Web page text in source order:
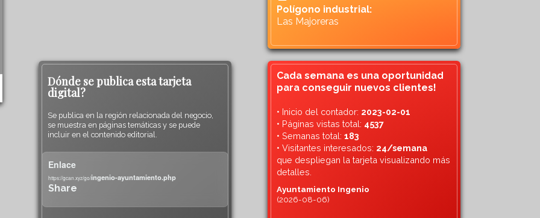
Polígono industrial:
Las Majoreras
Dónde se publica esta tarjeta
digital?
Se publica en la región relacionada del negocio,
se muestra en páginas temáticas y se puede
incluir en el contenido editorial.
Enlace
https://gcan.xyz/go/ingenio-ayuntamiento.php
Share
Cada semana es una oportunidad
para conseguir nuevos clientes!
• Inicio del contador: 2023-02-01
• Páginas vistas total: 4537
• Semanas total: 183
• Visitantes interesados: 24/semana
que despliegan la tarjeta visualizando más
detalles.
Ayuntamiento Ingenio
(2026-08-06)